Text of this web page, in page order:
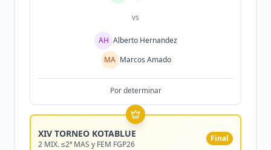
vs
AH Alberto Hernandez
MA Marcos Amado
Por determinar
XIV TORNEO KOTABLUE
2 MIX. ≤2ª MAS y FEM FGP26
Final